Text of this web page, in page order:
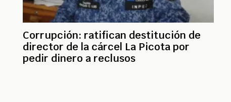
Corrupción: ratifican destitución de
director de la cárcel La Picota por
pedir dinero a reclusos